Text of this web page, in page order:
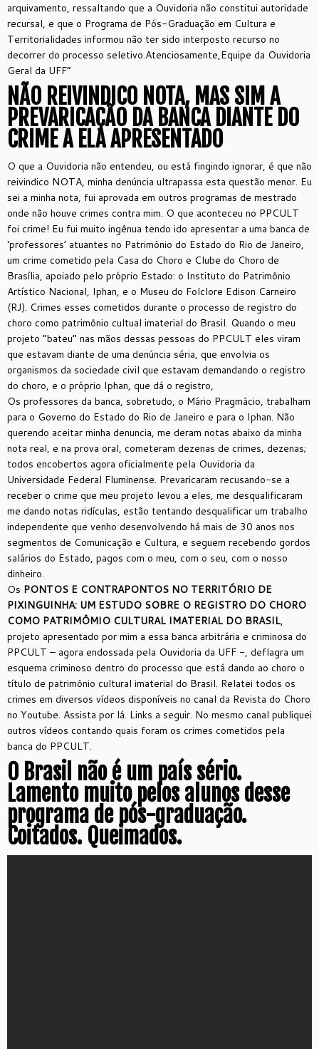
arquivamento, ressaltando que a Ouvidoria não constitui autoridade
recursal, e que o Programa de Pós-Graduação em Cultura e
Territorialidades informou não ter sido interposto recurso no
decorrer do processo seletivo.Atenciosamente,Equipe da Ouvidoria
Geral da UFF”
NÃO REIVINDICO NOTA, MAS SIM A
PREVARICAÇÃO DA BANCA DIANTE DO
CRIME A ELA APRESENTADO
O que a Ouvidoria não entendeu, ou está fingindo ignorar, é que não
reivindico NOTA, minha denúncia ultrapassa esta questão menor. Eu
sei a minha nota, fui aprovada em outros programas de mestrado
onde não houve crimes contra mim. O que aconteceu no PPCULT
foi crime! Eu fui muito ingênua tendo ido apresentar a uma banca de
‘professores’ atuantes no Patrimônio do Estado do Rio de Janeiro,
um crime cometido pela Casa do Choro e Clube do Choro de
Brasília, apoiado pelo próprio Estado: o Instituto do Patrimônio
Artístico Nacional, Iphan, e o Museu do Folclore Edison Carneiro
(RJ). Crimes esses cometidos durante o processo de registro do
choro como patrimônio cultual imaterial do Brasil. Quando o meu
projeto “bateu” nas mãos dessas pessoas do PPCULT eles viram
que estavam diante de uma denúncia séria, que envolvia os
organismos da sociedade civil que estavam demandando o registro
do choro, e o próprio Iphan, que dá o registro,
Os professores da banca, sobretudo, o Mário Pragmácio, trabalham
para o Governo do Estado do Rio de Janeiro e para o Iphan. Não
querendo aceitar minha denuncia, me deram notas abaixo da minha
nota real, e na prova oral, cometeram dezenas de crimes, dezenas;
todos encobertos agora oficialmente pela Ouvidoria da
Universidade Federal Fluminense. Prevaricaram recusando-se a
receber o crime que meu projeto levou a eles, me desqualificaram
me dando notas ridículas, estão tentando desqualificar um trabalho
independente que venho desenvolvendo há mais de 30 anos nos
segmentos de Comunicação e Cultura, e seguem recebendo gordos
salários do Estado, pagos com o meu, com o seu, com o nosso
dinheiro.
Os PONTOS E CONTRAPONTOS NO TERRITÓRIO DE
PIXINGUINHA: UM ESTUDO SOBRE O REGISTRO DO CHORO
COMO PATRIMÔMIO CULTURAL IMATERIAL DO BRASIL,
projeto apresentado por mim a essa banca arbitrária e criminosa do
PPCULT – agora endossada pela Ouvidoria da UFF -, deflagra um
esquema criminoso dentro do processo que está dando ao choro o
título de patrimônio cultural imaterial do Brasil. Relatei todos os
crimes em diversos vídeos disponíveis no canal da Revista do Choro
no Youtube. Assista por lá. Links a seguir. No mesmo canal publiquei
outros vídeos contando quais foram os crimes cometidos pela
banca do PPCULT.
O Brasil não é um país sério.
Lamento muito pelos alunos desse
programa de pós-graduação.
Coitados. Queimados.